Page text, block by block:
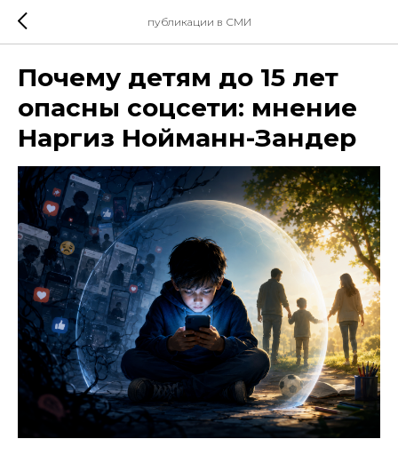
публикации в СМИ
Почему детям до 15 лет
опасны соцсети: мнение
Наргиз Нойманн-Зандер